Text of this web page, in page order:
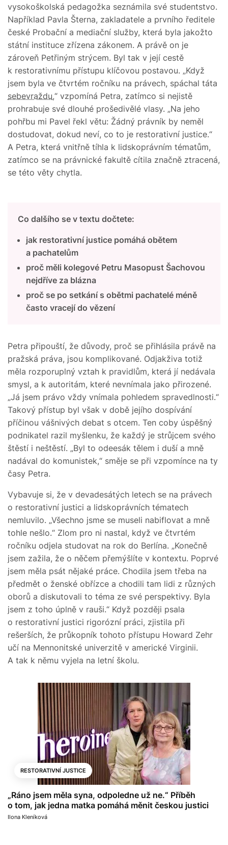
vysokoškolská pedagožka seznámila své studentstvo.
Například Pavla Šterna, zakladatele a prvního ředitele
české Probační a mediační služby, která byla jakožto
státní instituce zřízena zákonem. A právě on je
zároveň Petřiným strýcem. Byl tak v její cestě
k restorativnímu přístupu klíčovou postavou. „Když
jsem byla ve čtvrtém ročníku na právech, spáchal táta
sebevraždu,“ vzpomíná Petra, zatímco si nejistě
prohrabuje své dlouhé prošedivělé vlasy. „Na jeho
pohřbu mi Pavel řekl větu: Žádný právník by neměl
dostudovat, dokud neví, co to je restorativní justice.“
A Petra, která vnitřně tíhla k lidskoprávním tématům,
zatímco se na právnické fakultě cítila značně ztracená,
se této věty chytla.
Co dalšího se v textu dočtete:
jak restorativní justice pomáhá obětem
a pachatelům
proč měli kolegové Petru Masopust Šachovou
nejdříve za blázna
proč se po setkání s obětmi pachatelé méně
často vracejí do vězení
Petra připouští, že důvody, proč se přihlásila právě na
pražská práva, jsou komplikované. Odjakživa totiž
měla rozporuplný vztah k pravidlům, která jí nedávala
smysl, a k autoritám, které nevnímala jako přirozené.
„Já jsem právo vždy vnímala pohledem spravedlnosti.“
Takový přístup byl však v době jejího dospívání
příčinou vášnivých debat s otcem. Ten coby úspěšný
podnikatel razil myšlenku, že každý je strůjcem svého
štěstí i neštěstí. „Byl to odeesák tělem i duší a mně
nadával do komunistek,“ směje se při vzpomínce na ty
časy Petra.
Vybavuje si, že v devadesátých letech se na právech
o restorativní justici a lidskoprávních tématech
nemluvilo. „Všechno jsme se museli nabiflovat a mně
tohle nešlo.“ Zlom pro ni nastal, když ve čtvrtém
ročníku odjela studovat na rok do Berlína. „Konečně
jsem zažila, že o něčem přemýšlíte v kontextu. Poprvé
jsem měla psát nějaké práce. Chodila jsem třeba na
předmět o ženské obřízce a chodili tam lidi z různých
oborů a diskutovali to téma ze své perspektivy. Byla
jsem z toho úplně v rauši.“ Když později psala
o restorativní justici rigorózní práci, zjistila při
rešerších, že průkopník tohoto přístupu Howard Zehr
učí na Mennonitské univerzitě v americké Virginii.
A tak k němu vyjela na letní školu.
RESTORATIVNÍ JUSTICE
„Ráno jsem měla syna, odpoledne už ne.“ Příběh
o tom, jak jedna matka pomáhá měnit českou justici
Ilona Kleníková